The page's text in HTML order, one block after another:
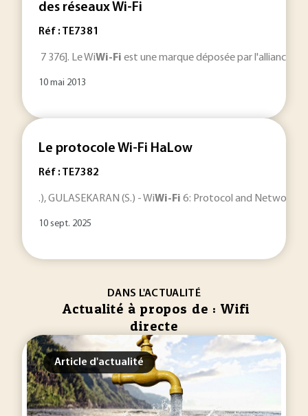
des réseaux Wi-Fi
Réf : TE7381
7 376]. Le WiWi-Fi est une marque déposée par l'alliance Wi
10 mai 2013
Le protocole Wi-Fi HaLow
Réf : TE7382
.), GULASEKARAN (S.) - WiWi-Fi 6 : Protocol and Network .
10 sept. 2025
DANS L'ACTUALITÉ
Actualité à propos de : Wifi
directe
Article d'actualité